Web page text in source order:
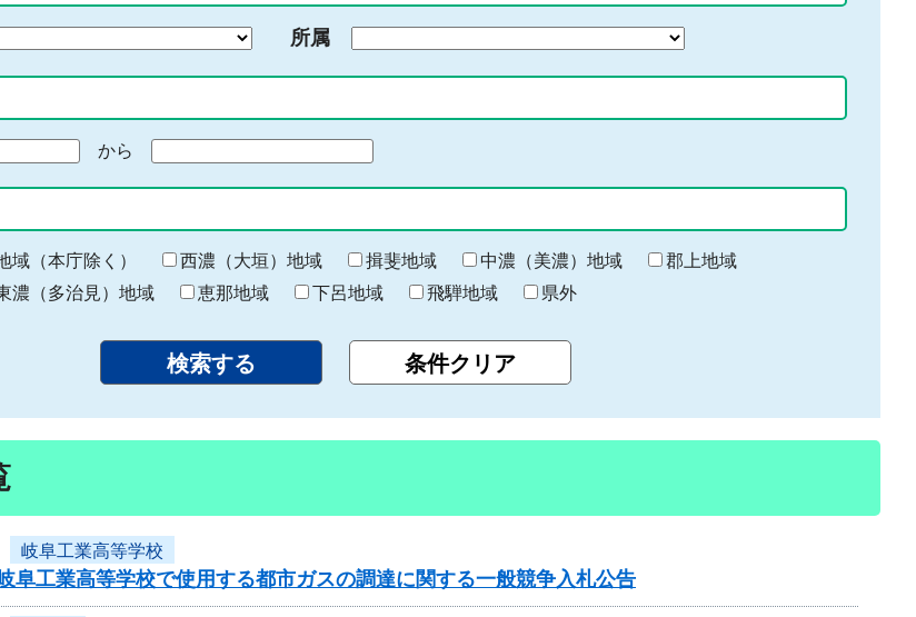
入
力
所属
から
終
わ
り
域（本庁除く） 西濃（大垣）地域 揖斐地域 中濃（美濃）地域
郡上地域
濃（多治見）地域 恵那地域 下呂地域 飛騨地域 県外
岐阜工業高等学校
阜工業高等学校で使用する都市ガスの調達に関する一般競争入札公告